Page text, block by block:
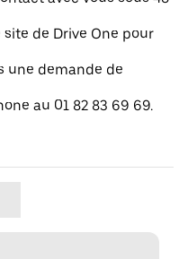
de Drive One pour
une demande de
au 01 82 83 69 69.